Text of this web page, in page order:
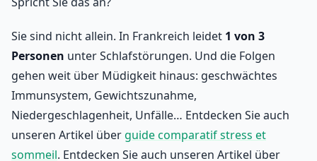
Sie sind nicht allein. In Frankreich leidet 1 von 3
Personen unter Schlafstörungen. Und die Folgen
gehen weit über Müdigkeit hinaus: geschwächtes
Immunsystem, Gewichtszunahme,
Niedergeschlagenheit, Unfälle… Entdecken Sie auch
unseren Artikel überguide comparatif stress et
sommeil. Entdecken Sie auch unseren Artikel über